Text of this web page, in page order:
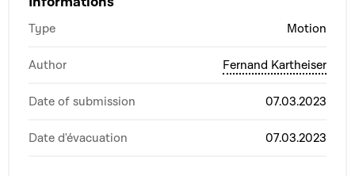
Type Motion
Author Fernand Kartheiser
Date of submission 07.03.2023
Date d'évacuation 07.03.2023